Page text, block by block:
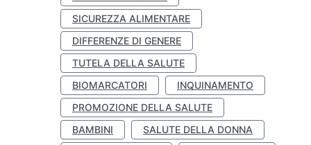
SICUREZZA ALIMENTARE
DIFFERENZE DI GENERE
TUTELA DELLA SALUTE
BIOMARCATORI
INQUINAMENTO
PROMOZIONE DELLA SALUTE
BAMBINI
SALUTE DELLA DONNA